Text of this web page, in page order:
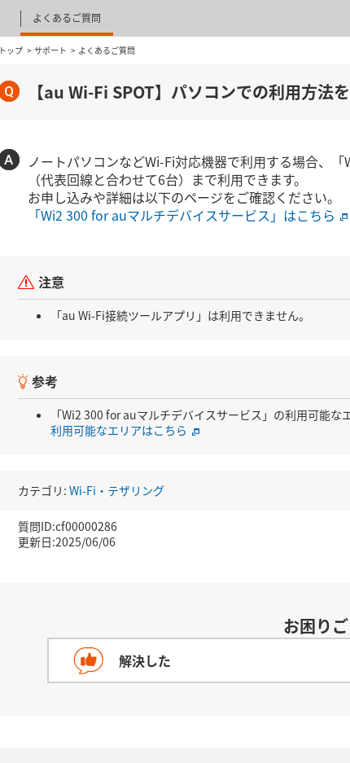
よくあるご質問
トップ サポート よくあるご質問
【au Wi-Fi SPOT】パソコンでの利用方法
ノートパソコンなどWi-Fi対応機器で利用する場合、
（代表回線と合わせて6台）まで利用できます。
お申し込みや詳細は以下のページをご確認ください。
「Wi2 300 for auマルチデバイスサービス」はこちら
注意
「au Wi-Fi接続ツールアプリ」は利用できません。
参考
「Wi2 300 for auマルチデバイスサービス」の利用可能
利用可能なエリアはこちら
カテゴリ: Wi-Fi・テザリング
質問ID:cf00000286
更新日:2025/06/06
お困り
解決した